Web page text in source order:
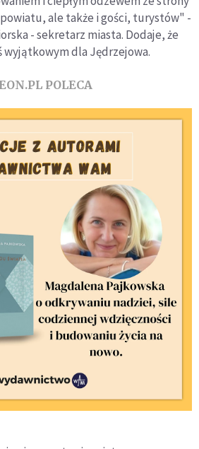
ale także i gości, turystów" -
- sekretarz miasta. Dodaje, że
wyjątkowym dla Jędrzejowa.
POLECA